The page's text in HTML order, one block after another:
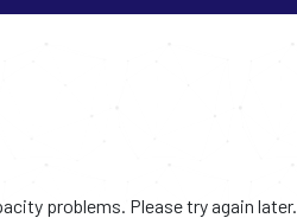
problems. Please try again later.